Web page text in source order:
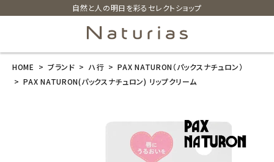
自然と人の明日を彩るセレクトショップ
search
HOME ブランド ハ行
PAX NATURON（パックスナチュロン）
PAX NATURON(パックスナチュロン) リップクリーム